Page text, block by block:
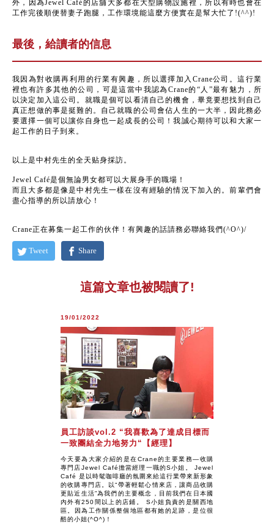
外，因為Jewel Café的店舖大多都在大型購物設施裡，所以有時也會在
工作完後順便替妻子跑腿，工作環境能這麼方便實在是幫大忙了!(^^)!
最後，給讀者的信息
我因為對收購再利用的行業有興趣，所以選擇加入Crane公司。這行業
裡也有許多其他的公司，可是這當中我認為Crane的“人”最有魅力，所
以決定加入這公司。就職是個可以看清自己的機會，畢竟要想找到自己
真正想做的事是挺難的。自己就職的公司會佔人生的一大半，因此務必
要選擇一個可以讓你自身也一起成長的公司！我誠心期待可以和大家一
起工作的日子到來。
以上是中村先生的全天贴身採訪。
Jewel Café是個無論男女都可以大展身手的職場！
而且大多都是像是中村先生一樣在沒有經驗的情況下加入的。前輩們會
盡心指導的所以請放心！
Crane正在募集一起工作的伙伴！有興趣的話請務必聯絡我們(^O^)/
Tweet Share
這篇文章也被閱讀了!
19/01/2022
員工訪談vol.2 “我喜歡為了達成目標而
一致團結全力地努力“【經理】
今天要為大家介紹的是在Crane的主要業務—收購
專門店Jewel Café擔當經理一職的S小姐。 Jewel
Café 是以時髦咖啡廳的氛圍來給這行業帶來新形象
的收購專門店。以“帶著輕鬆心情來店，讓商品收購
更貼近生活”為我們的主要概念，目前我們在日本國
內外有250間以上的店鋪。 S小姐負責的是關西地
區。因為工作關係整個地區都有她的足跡，是位很
酷的小姐(^O^)！